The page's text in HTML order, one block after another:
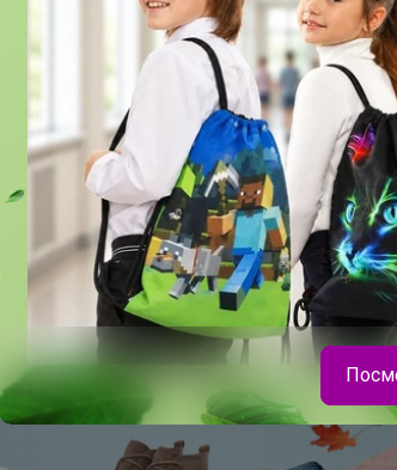
1
1
Брюнетка